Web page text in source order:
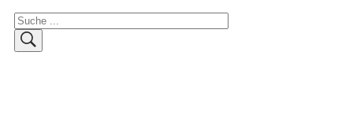
Suchen